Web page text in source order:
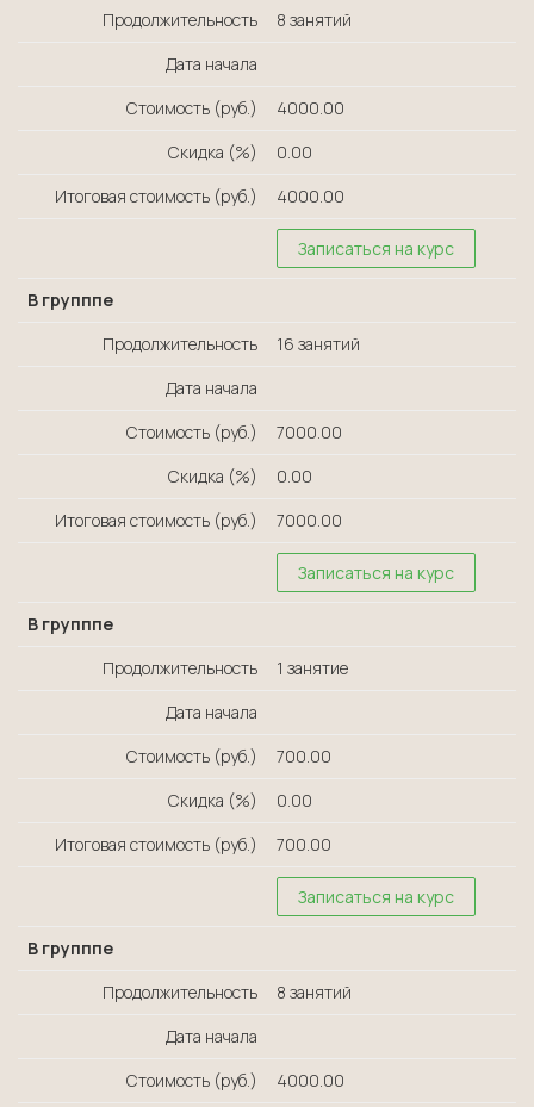
Продолжительность
8 занятий
Дата начала
Стоимость (руб.)
4000.00
Скидка (%)
0.00
Итоговая стоимость (руб.)
4000.00
Записаться на курс
В групппе
Продолжительность
16 занятий
Дата начала
Стоимость (руб.)
7000.00
Скидка (%)
0.00
Итоговая стоимость (руб.)
7000.00
Записаться на курс
В групппе
Продолжительность
1 занятие
Дата начала
Стоимость (руб.)
700.00
Скидка (%)
0.00
Итоговая стоимость (руб.)
700.00
Записаться на курс
В групппе
Продолжительность
8 занятий
Дата начала
Стоимость (руб.)
4000.00